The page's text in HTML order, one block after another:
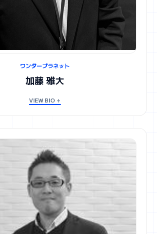
ワンダープラネット
加藤 雅大
VIEW BIO +